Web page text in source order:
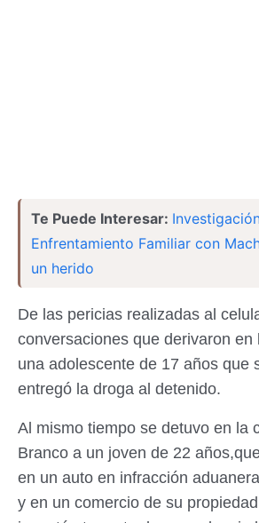
Te Puede Interesar:
Enfrentamiento Familiar con
un herido
De las pericias realizadas al
conversaciones que derivaron en
una adolescente de 17 años que
entregó la droga al detenido.
Al mismo tiempo se detuvo en la
Branco a un joven de 22
en un auto en infracción
y en un comercio de su